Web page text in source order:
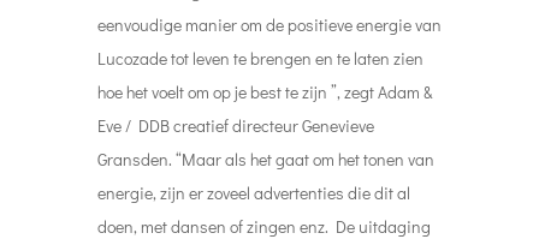
eenvoudige manier om de positieve energie van
Lucozade tot leven te brengen en te laten zien
hoe het voelt om op je best te zijn ”, zegt Adam &
Eve / DDB creatief directeur Genevieve
Gransden. “Maar als het gaat om het tonen van
energie, zijn er zoveel advertenties die dit al
doen, met dansen of zingen enz. De uitdaging